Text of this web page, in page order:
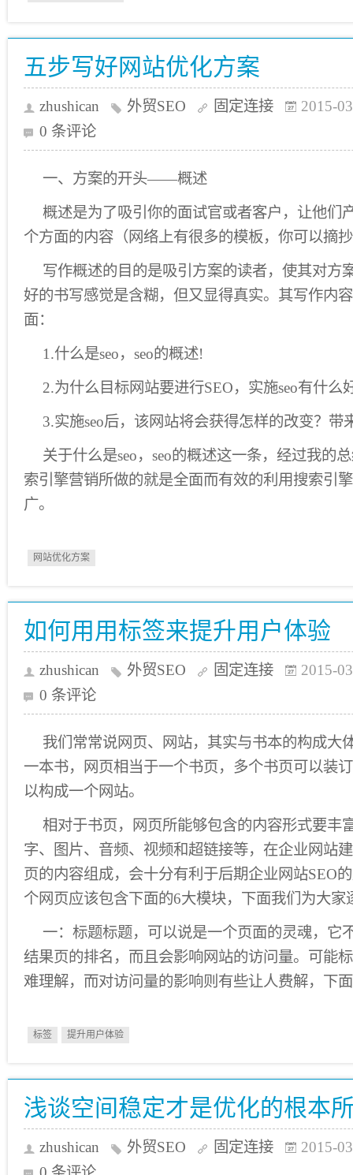
五步写好网站优化方案
zhushican 外贸SEO 固定连接
2015-
0 条评论
一、方案的开头——概述
概述是为了吸引你的面试官或者客户，让他们
个方面的内容（网络上有很多的模板，你可以摘
写作概述的目的是吸引方案的读者，使其对方
好的书写感觉是含糊，但又显得真实。其写作内
面：
1.什么是seo，seo的概述!
2.为什么目标网站要进行SEO，实施seo有什么
3.实施seo后，该网站将会获得怎样的改变？带
关于什么是seo，seo的概述这一条，经过我的
索引擎营销所做的就是全面而有效的利用搜索引
广。
网站优化方案
如何用用标签来提升用户体验
zhushican 外贸SEO 固定连接
2015-
0 条评论
我们常常说网页、网站，其实与书本的构成大
一本书，网页相当于一个书页，多个书页可以装
以构成一个网站。
相对于书页，网页所能够包含的内容形式要丰
字、图片、音频、视频和超链接等，在企业网站
页的内容组成，会十分有利于后期企业网站SEO
个网页应该包含下面的6大模块，下面我们为大家
一：标题标题，可以说是一个页面的灵魂，它
结果页的排名，而且会影响网站的访问量。可能
难理解，而对访问量的影响则有些让人费解，下
标签 提升用户体验
浅谈空间稳定才是优化的根本
zhushican 外贸SEO 固定连接
2015-